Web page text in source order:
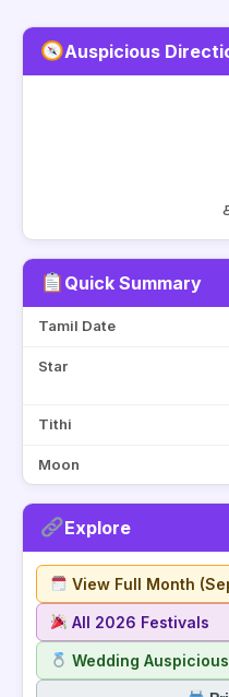
Auspicious
Quick Summary
Tamil Date
Star
Tithi
Moon
Explore
View Full Month
All 2026 Festivals
Wedding